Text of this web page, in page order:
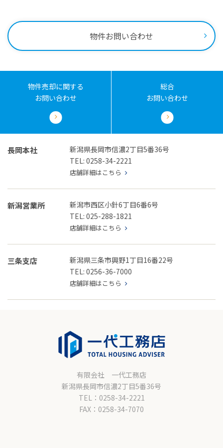
物件お問い合わせ
物件売却に関する
お問い合わせ
総合
お問い合わせ
長岡本社
新潟県長岡市信濃2丁目5番36号
TEL: 0258-34-2221
店舗詳細はこちら
新潟営業所
新潟市西区小針6丁目6番6号
TEL: 025-288-1821
店舗詳細はこちら
三条支店
新潟県三条市興野1丁目16番22号
TEL: 0256-36-7000
店舗詳細はこちら
有限会社 一代工務店
新潟県長岡市信濃2丁目5番36号
TEL：0258-34-2221
FAX：0258-34-7070